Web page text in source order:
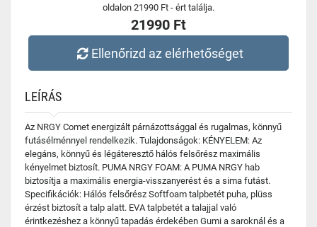
oldalon 21990 Ft - ért találja.
21990 Ft
Ellenőrizd az elérhetőséget
LEÍRÁS
Az NRGY Comet energizált párnázottsággal és rugalmas, könnyű
futásélménnyel rendelkezik. Tulajdonságok: KÉNYELEM: Az
elegáns, könnyű és légáteresztő hálós felsőrész maximális
kényelmet biztosít. PUMA NRGY FOAM: A PUMA NRGY hab
biztosítja a maximális energia-visszanyerést és a sima futást.
Specifikációk: Hálós felsőrész Softfoam talpbetét puha, plüss
érzést biztosít a talp alatt. EVA talpbetét a talajjal való
érintkezéshez a könnyű tapadás érdekében Gumi a saroknál és a